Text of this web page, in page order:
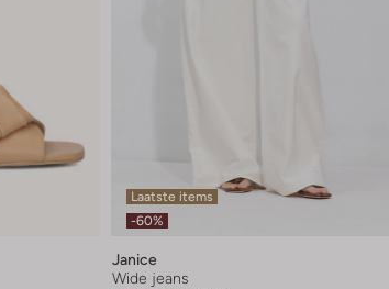
Laatste items
-60%
Janice
Wide jeans